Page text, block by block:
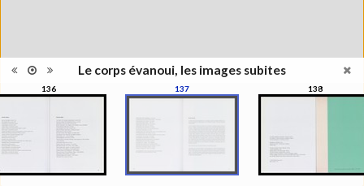
Le corps évanoui, les images subites
136 137 138